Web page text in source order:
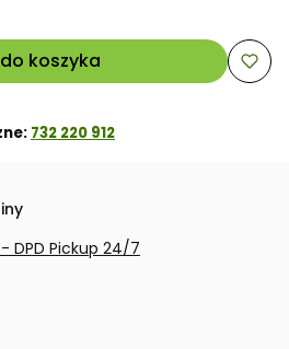
koszyka
732 220 912
- DPD Pickup 24/7